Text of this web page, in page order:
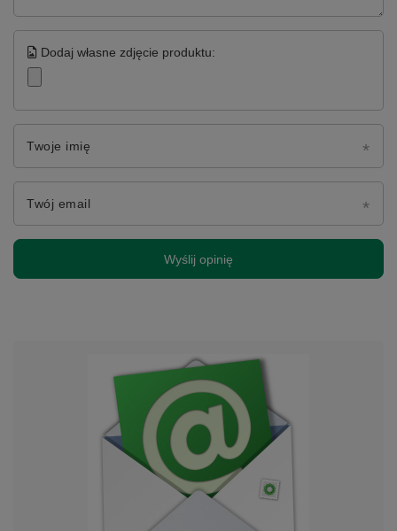
Dodaj własne zdjęcie produktu:
Twoje imię
Twój email
Wyślij opinię